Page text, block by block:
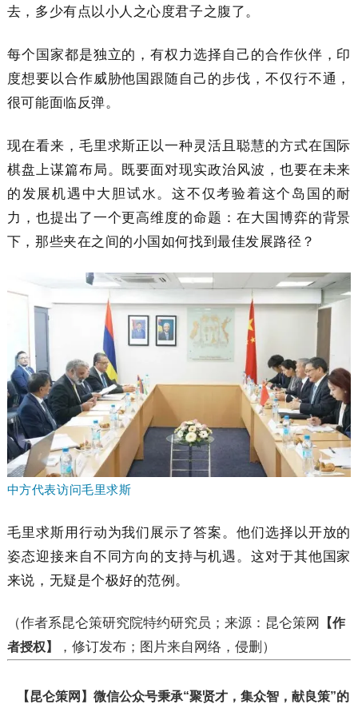
去，多少有点以小人之心度君子之腹了。
每个国家都是独立的，有权力选择自己的合作伙伴，印
度想要以合作威胁他国跟随自己的步伐，不仅行不通，
很可能面临反弹。
现在看来，毛里求斯正以一种灵活且聪慧的方式在国际
棋盘上谋篇布局。既要面对现实政治风波，也要在未来
的发展机遇中大胆试水。这不仅考验着这个岛国的耐
力，也提出了一个更高维度的命题：在大国博弈的背景
下，那些夹在之间的小国如何找到最佳发展路径？
中方代表访问毛里求斯
毛里求斯用行动为我们展示了答案。他们选择以开放的
姿态迎接来自不同方向的支持与机遇。这对于其他国家
来说，无疑是个极好的范例。
（作者系昆仑策研究院特约研究员；来源：昆仑策网
【作
者授权】
，修订发布；图片来自网络，侵删）
【昆仑策网】微信公众号秉承“聚贤才，集众智，献良策”的